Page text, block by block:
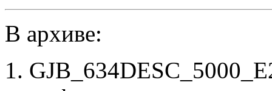
В архиве:
1.